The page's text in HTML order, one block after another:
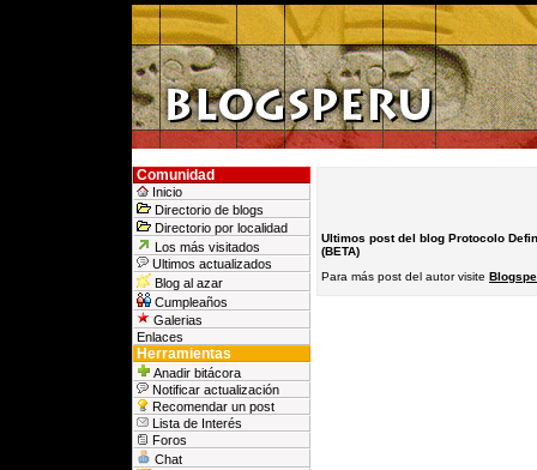
Comunidad
Inicio
Directorio de blogs
Directorio por localidad
Los más visitados
Ultimos actualizados
Blog al azar
Cumpleaños
Galerias
Enlaces
Herramientas
Anadir bitácora
Notificar actualización
Recomendar un post
Lista de Interés
Foros
Chat
Ultimos post del blog Protocolo
(BETA)
Para más post del autor visite